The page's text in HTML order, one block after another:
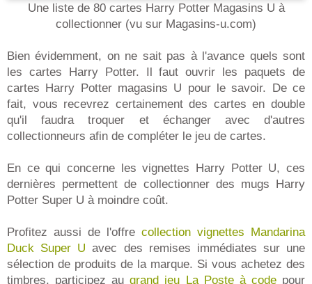
Une liste de 80 cartes Harry Potter Magasins U à
collectionner (vu sur Magasins-u.com)
Bien évidemment, on ne sait pas à l'avance quels sont
les cartes Harry Potter. Il faut ouvrir les paquets de
cartes Harry Potter magasins U pour le savoir. De ce
fait, vous recevrez certainement des cartes en double
qu'il faudra troquer et échanger avec d'autres
collectionneurs afin de compléter le jeu de cartes.
En ce qui concerne les vignettes Harry Potter U, ces
dernières permettent de collectionner des mugs Harry
Potter Super U à moindre coût.
Profitez aussi de l'offre collection vignettes Mandarina
Duck Super U avec des remises immédiates sur une
sélection de produits de la marque. Si vous achetez des
timbres, participez augrand jeu La Poste à codepour